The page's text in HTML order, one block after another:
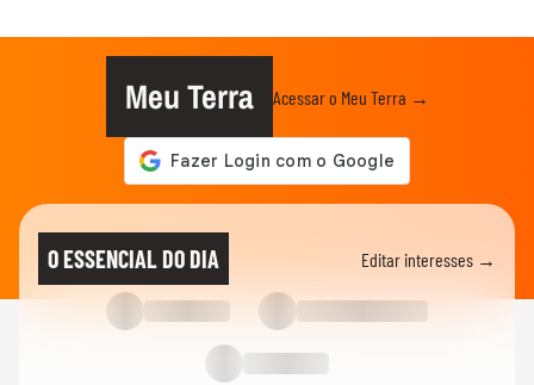
Meu Terra Acessar o Meu Terra →
O ESSENCIAL DO DIA Editar interesses →